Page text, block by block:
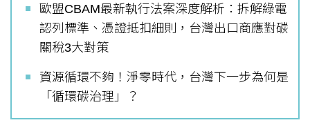
歐盟CBAM最新執行法案深度解析：拆解綠電
認列標準、憑證抵扣細則，台灣出口商應對碳
關稅3大對策
資源循環不夠！淨零時代，台灣下一步為何是
「循環碳治理」？